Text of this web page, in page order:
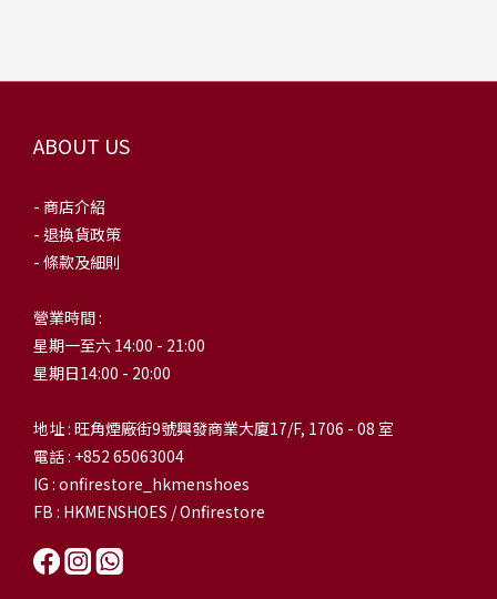
ABOUT US
- 商店介紹
- 退換貨政策
- 條款及細則
營業時間 :
星期一至六 14:00 - 21:00
星期日14:00 - 20:00
地址 : 旺角煙廠街9號興發商業大廈17/F, 1706 - 08 室
電話 : +852 65063004
IG : onfirestore_hkmenshoes
FB : HKMENSHOES / Onfirestore